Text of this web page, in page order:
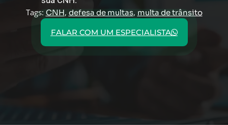
Tags: CNH, defesa de multas, multa de trânsito
FALAR COM UM ESPECIALISTA